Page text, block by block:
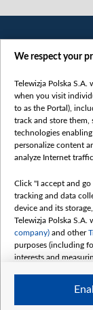
We respect your
Telewizja Polska S.A.
when you visit
to as the Portal),
track and store them,
technologies
personalize content
analyze Internet
Click "I accept and
tracking and data
device and its
Telewizja Polska S.A.
company) and other
purposes (including
interests and
The purposes of
follows: